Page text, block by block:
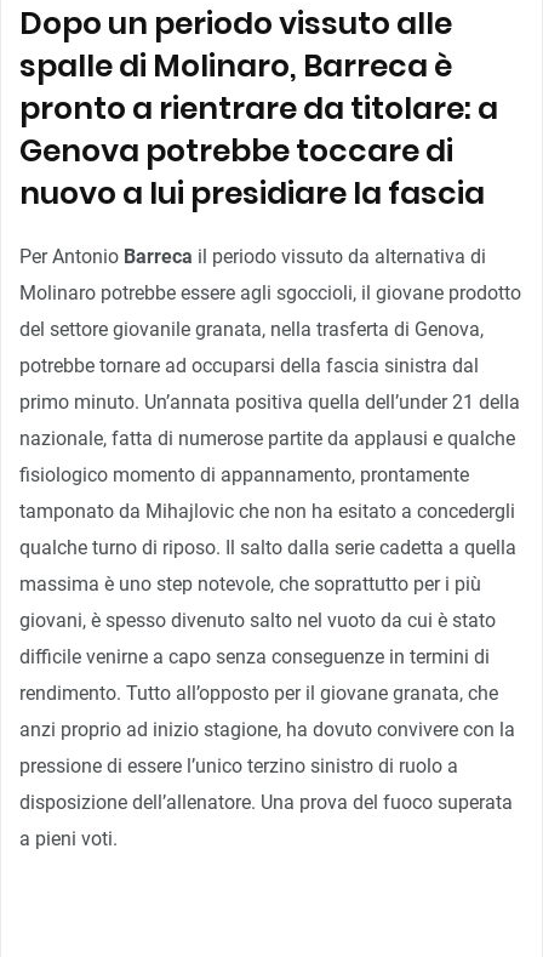
Dopo un periodo vissuto alle
spalle di Molinaro, Barreca è
pronto a rientrare da titolare: a
Genova potrebbe toccare di
nuovo a lui presidiare la fascia
Per Antonio Barreca il periodo vissuto da alternativa di
Molinaro potrebbe essere agli sgoccioli, il giovane prodotto
del settore giovanile granata, nella trasferta di Genova,
potrebbe tornare ad occuparsi della fascia sinistra dal
primo minuto. Un’annata positiva quella dell’under 21 della
nazionale, fatta di numerose partite da applausi e qualche
fisiologico momento di appannamento, prontamente
tamponato da Mihajlovic che non ha esitato a concedergli
qualche turno di riposo. Il salto dalla serie cadetta a quella
massima è uno step notevole, che soprattutto per i più
giovani, è spesso divenuto salto nel vuoto da cui è stato
difficile venirne a capo senza conseguenze in termini di
rendimento. Tutto all’opposto per il giovane granata, che
anzi proprio ad inizio stagione, ha dovuto convivere con la
pressione di essere l’unico terzino sinistro di ruolo a
disposizione dell’allenatore. Una prova del fuoco superata
a pieni voti.